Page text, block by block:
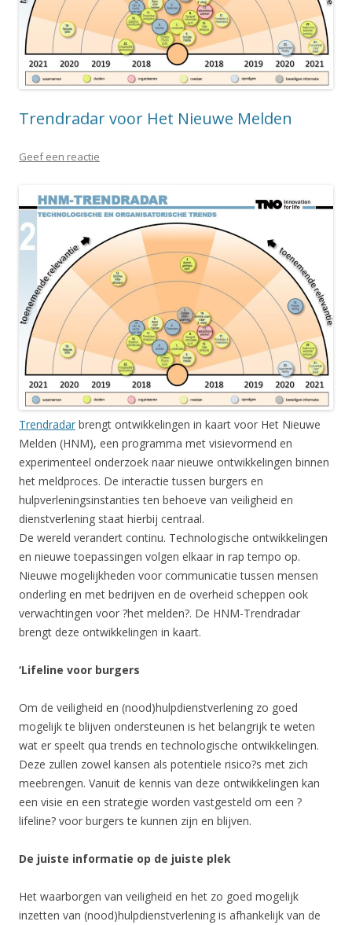
Trendradar voor Het Nieuwe Melden
Geef een reactie
Trendradar brengt ontwikkelingen in kaart voor Het Nieuwe
Melden (HNM), een programma met visievormend en
experimenteel onderzoek naar nieuwe ontwikkelingen binnen
het meldproces. De interactie tussen burgers en
hulpverleningsinstanties ten behoeve van veiligheid en
dienstverlening staat hierbij centraal.
De wereld verandert continu. Technologische ontwikkelingen
en nieuwe toepassingen volgen elkaar in rap tempo op.
Nieuwe mogelijkheden voor communicatie tussen mensen
onderling en met bedrijven en de overheid scheppen ook
verwachtingen voor ?het melden?. De HNM-Trendradar
brengt deze ontwikkelingen in kaart.
‘Lifeline voor burgers
Om de veiligheid en (nood)hulpdienstverlening zo goed
mogelijk te blijven ondersteunen is het belangrijk te weten
wat er speelt qua trends en technologische ontwikkelingen.
Deze zullen zowel kansen als potentiele risico?s met zich
meebrengen. Vanuit de kennis van deze ontwikkelingen kan
een visie en een strategie worden vastgesteld om een ?
lifeline? voor burgers te kunnen zijn en blijven.
De juiste informatie op de juiste plek
Het waarborgen van veiligheid en het zo goed mogelijk
inzetten van (nood)hulpdienstverlening is afhankelijk van de